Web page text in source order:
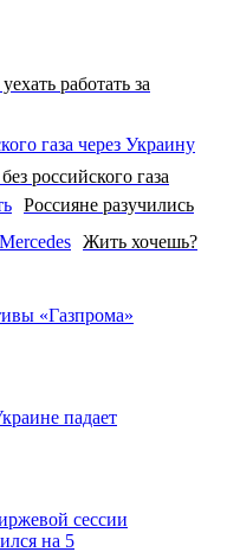
работать за
российского газа
Россияне разучились
Жить хочешь?
«Газпрома»
падает
сессии
на 5